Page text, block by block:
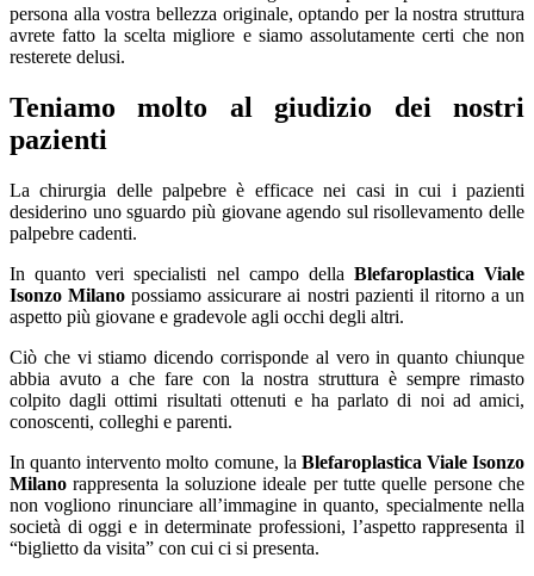
persona alla vostra bellezza originale, optando per la nostra struttura
avrete fatto la scelta migliore e siamo assolutamente certi che non
resterete delusi.
Teniamo molto al giudizio dei nostri
pazienti
La chirurgia delle palpebre è efficace nei casi in cui i pazienti
desiderino uno sguardo più giovane agendo sul risollevamento delle
palpebre cadenti.
In quanto veri specialisti nel campo della Blefaroplastica Viale
Isonzo Milano possiamo assicurare ai nostri pazienti il ritorno a un
aspetto più giovane e gradevole agli occhi degli altri.
Ciò che vi stiamo dicendo corrisponde al vero in quanto chiunque
abbia avuto a che fare con la nostra struttura è sempre rimasto
colpito dagli ottimi risultati ottenuti e ha parlato di noi ad amici,
conoscenti, colleghi e parenti.
In quanto intervento molto comune, la Blefaroplastica Viale Isonzo
Milano rappresenta la soluzione ideale per tutte quelle persone che
non vogliono rinunciare all’immagine in quanto, specialmente nella
società di oggi e in determinate professioni, l’aspetto rappresenta il
“biglietto da visita” con cui ci si presenta.